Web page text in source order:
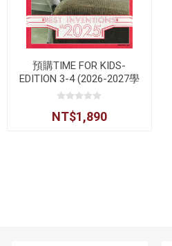
預購TIME FOR KIDS-
EDITION 3-4 (2026-2027學
年)
NT$1,890